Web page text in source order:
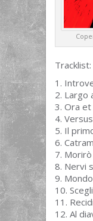
Tracklist:
Largo
Ora et
Il
Morirò
Nervi
Al